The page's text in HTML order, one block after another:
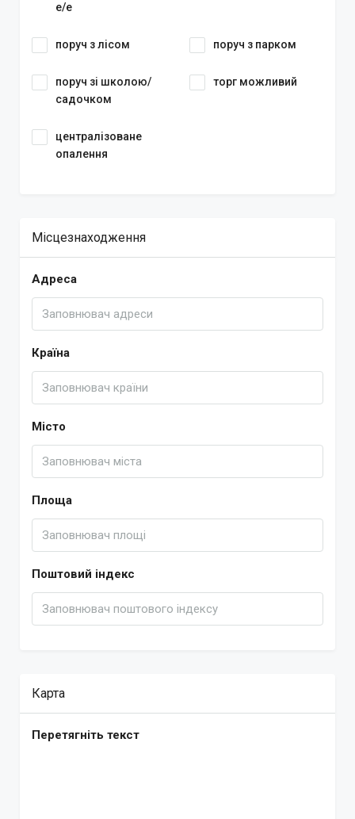
е/е
поруч з лісом поруч з парком
поруч зі школою/
садочком
торг можливий
централізоване
опалення
Місцезнаходження
Адреса
Країна
Місто
Площа
Поштовий індекс
Карта
Перетягніть текст